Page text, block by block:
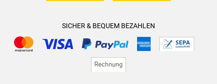
SICHER & BEQUEM BEZAHLEN